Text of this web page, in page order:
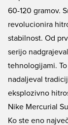
60-120 gramov.
revolucionira
stabilnost. Od
serijo
tehnologijami.
nadaljeval
eksplozivno
Nike Mercurial
Ko ste eno